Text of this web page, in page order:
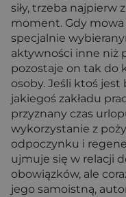
siły, trzeba najpierw
moment. Gdy
specjalnie
aktywności inne niż
pozostaje on tak do
osoby. Jeśli ktoś
jakiegoś zakładu
przyznany czas
wykorzystanie z
odpoczynku i
ujmuje się w relacji
obowiązków, ale
jego samoistną,